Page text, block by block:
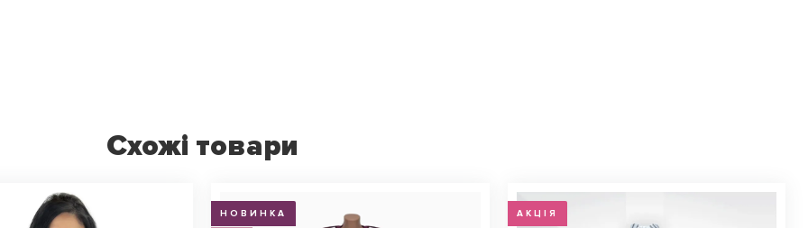
Схожі товари
НОВИНКА АКЦІЯ